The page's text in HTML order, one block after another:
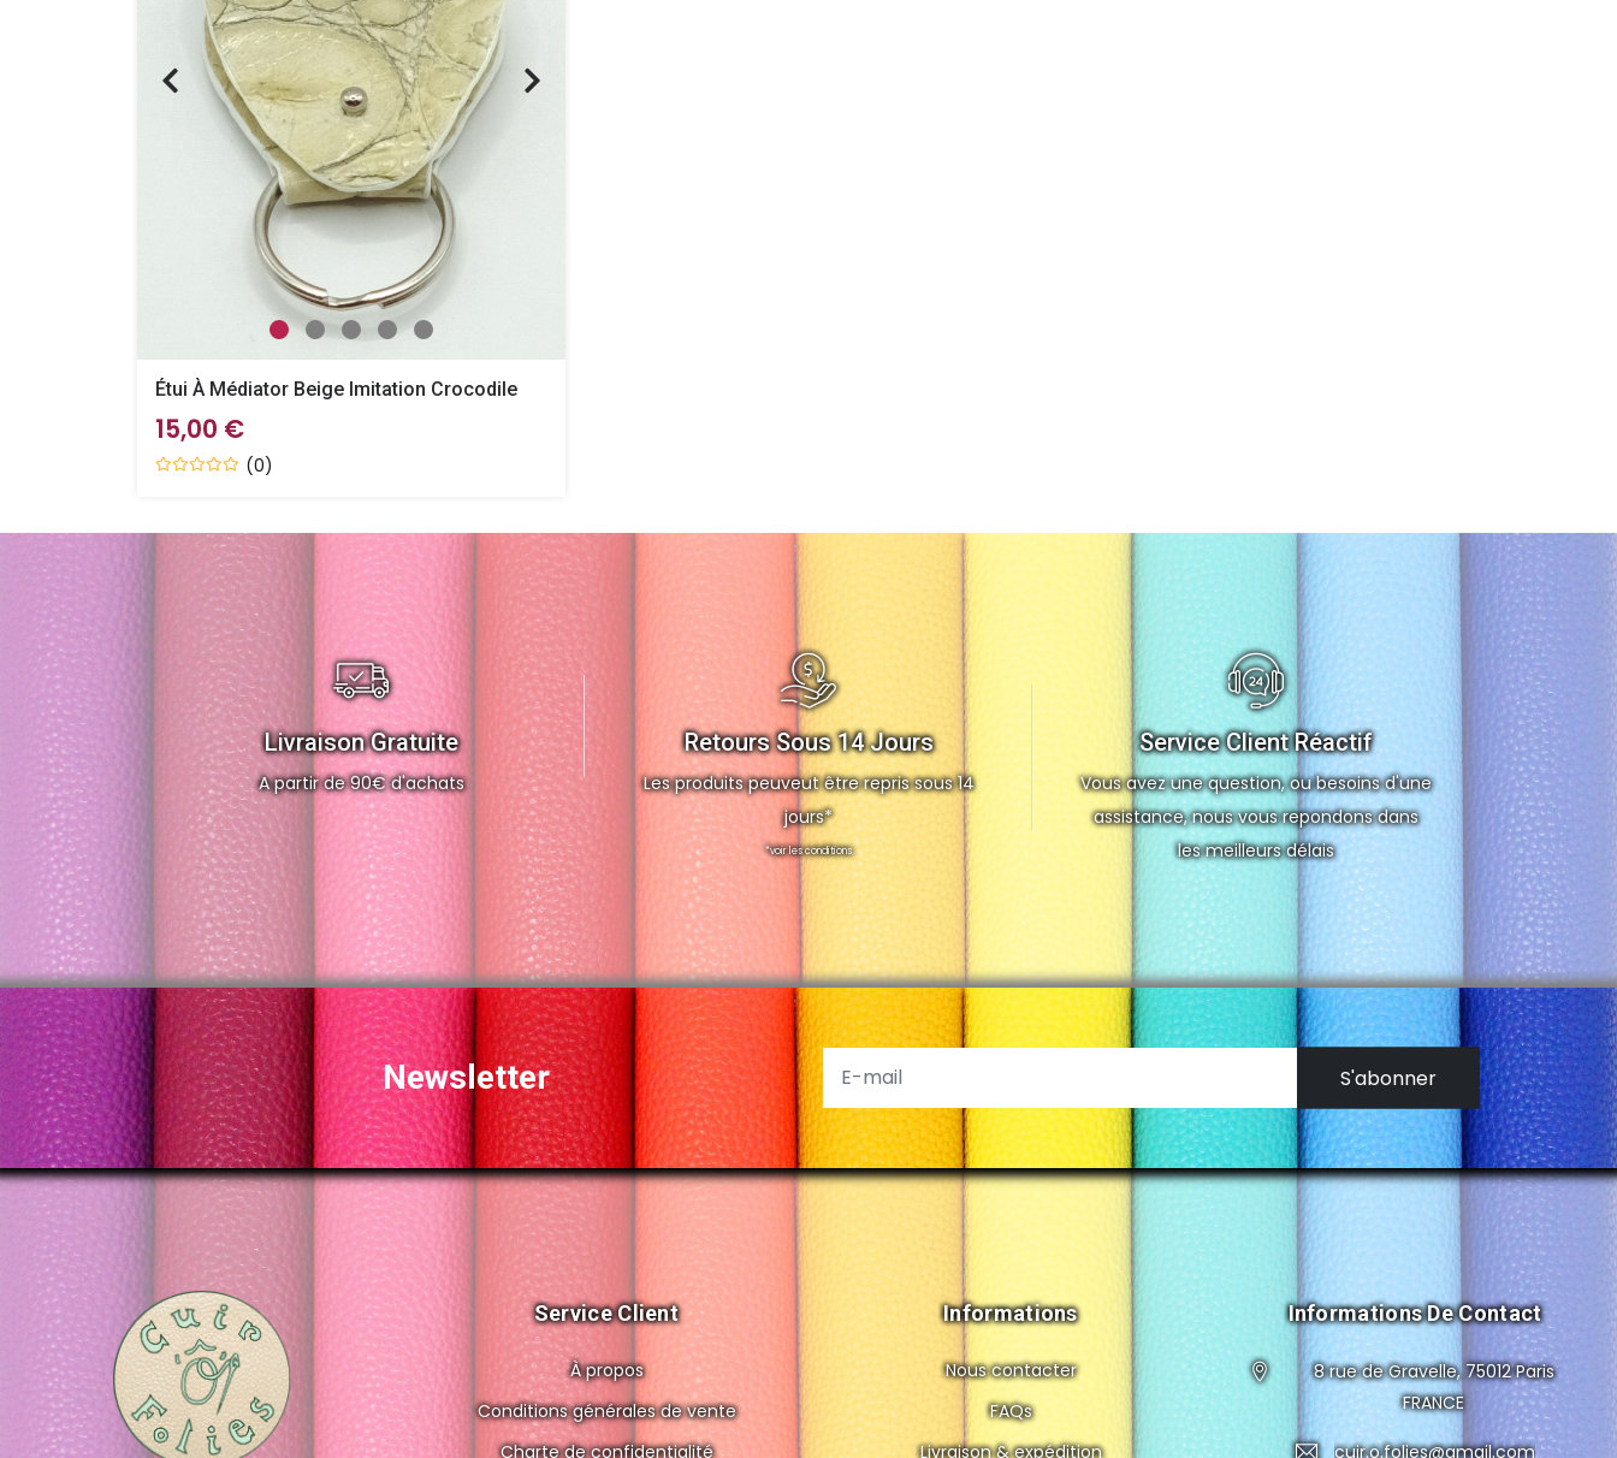
Étui À Médiator Beige Imitation Crocodile
15,00 €
(0)
Livraison Gratuite
A partir de 90€ d'achats
Retours Sous 14 Jours
Les produits peuveut être repris sous 14
jours*
*voir les conditions
Service Client Réactif
Vous avez une question, ou besoins d'une
assistance, nous vous repondons dans
les meilleurs délais
Newsletter S'abonner
Service Client
À propos
Conditions générales de vente
Charte de confidentialité
Informations
Nous contacter
FAQs
Livraison & expédition
Informations De Contact
8 rue de Gravelle, 75012 Paris
FRANCE
cuir.o.folies@gmail.com